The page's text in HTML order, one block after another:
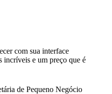
com sua interface
incríveis e um preço que é
de Pequeno Negócio